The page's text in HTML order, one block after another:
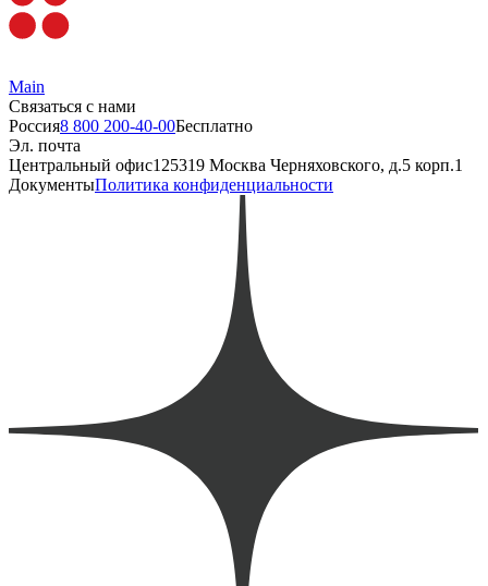
Main
Связаться с нами
Россия8 800 200-40-00Бесплатно
Эл. почта
Центральный офис125319 Москва Черняховского, д.5 корп.1
ДокументыПолитика конфиденциальности